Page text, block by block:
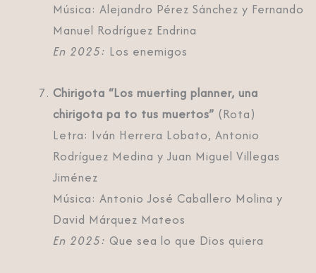
Música: Alejandro Pérez Sánchez y Fernando
Manuel Rodríguez Endrina
En 2025: Los enemigos
Chirigota “Los muerting planner, una
chirigota pa to tus muertos” (Rota)
Letra: Iván Herrera Lobato, Antonio
Rodríguez Medina y Juan Miguel Villegas
Jiménez
Música: Antonio José Caballero Molina y
David Márquez Mateos
En 2025: Que sea lo que Dios quiera